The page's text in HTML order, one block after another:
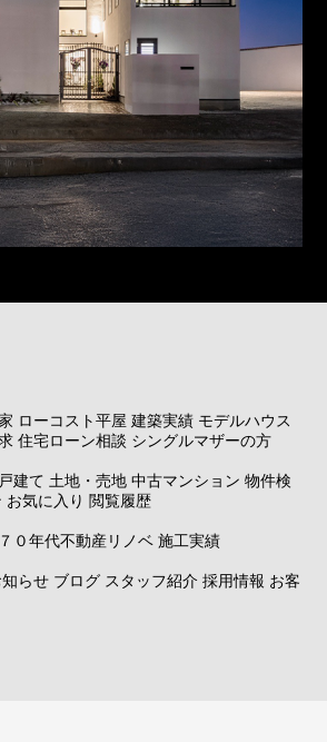
ローコスト平屋 建築実績 モデルハウス
住宅ローン相談 シングルマザーの方
建て 土地・売地 中古マンション 物件検
お気に入り 閲覧履歴
７０年代不動産リノベ 施工実績
知らせ ブログ スタッフ紹介 採用情報 お客